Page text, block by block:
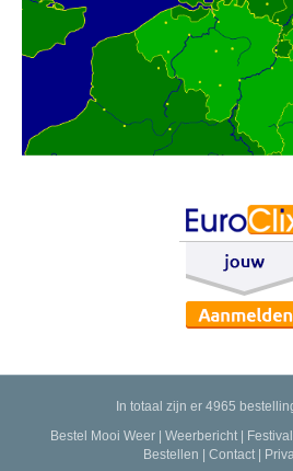
In totaal zijn er 4965
Bestel Mooi Weer| Weerbericht|
Bestellen | Contact |